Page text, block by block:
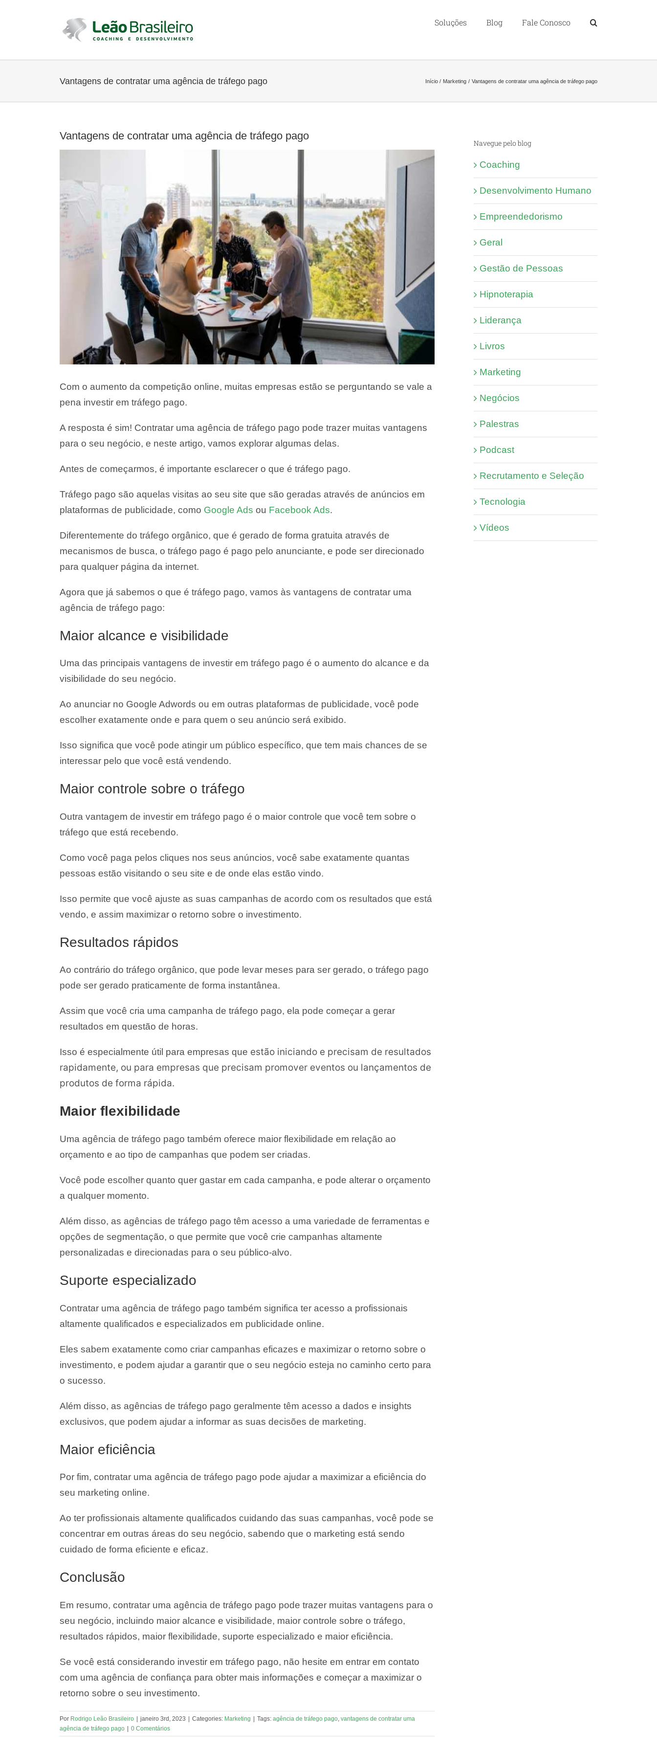
Soluções Blog Fale Conosco
Vantagens de contratar uma agência de tráfego pago Início Marketing Vantagens de contratar uma agência de tráfego pago
Vantagens de contratar uma agência de tráfego pago
Image
Com o aumento da competição online, muitas empresas estão se perguntando se vale a
pena investir em tráfego pago.
A resposta é sim! Contratar uma agência de tráfego pago pode trazer muitas vantagens
para o seu negócio, e neste artigo, vamos explorar algumas delas.
Antes de começarmos, é importante esclarecer o que é tráfego pago.
Tráfego pago são aquelas visitas ao seu site que são geradas através de anúncios em
plataformas de publicidade, como Google Ads ou Facebook Ads.
Diferentemente do tráfego orgânico, que é gerado de forma gratuita através de
mecanismos de busca, o tráfego pago é pago pelo anunciante, e pode ser direcionado
para qualquer página da internet.
Agora que já sabemos o que é tráfego pago, vamos às vantagens de contratar uma
agência de tráfego pago:
Maior alcance e visibilidade
Uma das principais vantagens de investir em tráfego pago é o aumento do alcance e da
visibilidade do seu negócio.
Ao anunciar no Google Adwords ou em outras plataformas de publicidade, você pode
escolher exatamente onde e para quem o seu anúncio será exibido.
Isso significa que você pode atingir um público específico, que tem mais chances de se
interessar pelo que você está vendendo.
Maior controle sobre o tráfego
Outra vantagem de investir em tráfego pago é o maior controle que você tem sobre o
tráfego que está recebendo.
Como você paga pelos cliques nos seus anúncios, você sabe exatamente quantas
pessoas estão visitando o seu site e de onde elas estão vindo.
Isso permite que você ajuste as suas campanhas de acordo com os resultados que está
vendo, e assim maximizar o retorno sobre o investimento.
Resultados rápidos
Ao contrário do tráfego orgânico, que pode levar meses para ser gerado, o tráfego pago
pode ser gerado praticamente de forma instantânea.
Assim que você cria uma campanha de tráfego pago, ela pode começar a gerar
resultados em questão de horas.
Isso é especialmente útil para empresas que estão iniciando e precisam de resultados
rapidamente, ou para empresas que precisam promover eventos ou lançamentos de
produtos de forma rápida.
Maior flexibilidade
Uma agência de tráfego pago também oferece maior flexibilidade em relação ao
orçamento e ao tipo de campanhas que podem ser criadas.
Você pode escolher quanto quer gastar em cada campanha, e pode alterar o orçamento
a qualquer momento.
Além disso, as agências de tráfego pago têm acesso a uma variedade de ferramentas e
opções de segmentação, o que permite que você crie campanhas altamente
personalizadas e direcionadas para o seu público-alvo.
Suporte especializado
Contratar uma agência de tráfego pago também significa ter acesso a profissionais
altamente qualificados e especializados em publicidade online.
Eles sabem exatamente como criar campanhas eficazes e maximizar o retorno sobre o
investimento, e podem ajudar a garantir que o seu negócio esteja no caminho certo para
o sucesso.
Além disso, as agências de tráfego pago geralmente têm acesso a dados e insights
exclusivos, que podem ajudar a informar as suas decisões de marketing.
Maior eficiência
Por fim, contratar uma agência de tráfego pago pode ajudar a maximizar a eficiência do
seu marketing online.
Ao ter profissionais altamente qualificados cuidando das suas campanhas, você pode se
concentrar em outras áreas do seu negócio, sabendo que o marketing está sendo
cuidado de forma eficiente e eficaz.
Conclusão
Em resumo, contratar uma agência de tráfego pago pode trazer muitas vantagens para o
seu negócio, incluindo maior alcance e visibilidade, maior controle sobre o tráfego,
resultados rápidos, maior flexibilidade, suporte especializado e maior eficiência.
Se você está considerando investir em tráfego pago, não hesite em entrar em contato
com uma agência de confiança para obter mais informações e começar a maximizar o
retorno sobre o seu investimento.
Por Rodrigo Leão Brasileiro | janeiro 3rd, 2023 | Categories: Marketing | Tags: agência de tráfego pago, vantagens de contratar uma
agência de tráfego pago | 0 Comentários
Navegue pelo blog
Coaching
Desenvolvimento Humano
Empreendedorismo
Geral
Gestão de Pessoas
Hipnoterapia
Liderança
Livros
Marketing
Negócios
Palestras
Podcast
Recrutamento e Seleção
Tecnologia
Vídeos